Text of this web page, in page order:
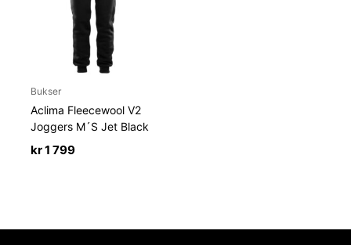
Bukser
Aclima Fleecewool V2
Joggers M´S Jet Black
kr1 799